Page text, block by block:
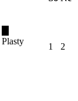
Plasty
1 2